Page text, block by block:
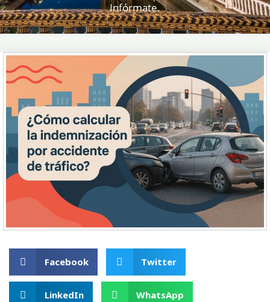
Infórmate.
Facebook Twitter
LinkedIn WhatsApp